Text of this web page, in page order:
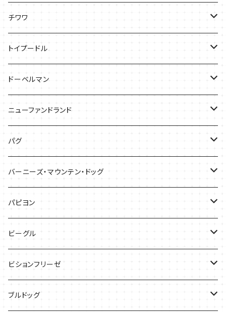
ケース
Tシャツ
バッグ
ケース
チワワ
Tシャツ
キャップ
バッグ
ケース
トイプードル
Tシャツ
バッグ
ケース
ドーベルマン
Tシャツ
バッグ
ケース
ニューファンドランド
Ｔシャツ
バッグ
雑貨
パグ
Tシャツ
バッグ
バーニーズ・マウンテン・ドッグ
Tシャツ
バッグ
ケース
パピヨン
ケース
バッグ
ビーグル
Tシャツ
ケース
ビションフリーゼ
Tシャツ
ブルドッグ